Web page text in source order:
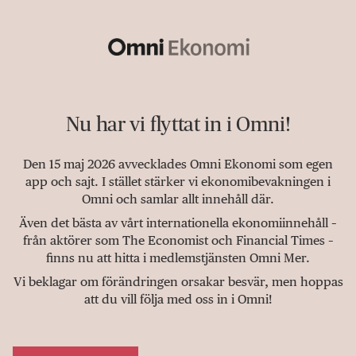
Nu har vi flyttat in i Omni!
Den 15 maj 2026 avvecklades Omni Ekonomi som egen
app och sajt. I stället stärker vi ekonomibevakningen i
Omni och samlar allt innehåll där.
Även det bästa av vårt internationella ekonomiinnehåll –
från aktörer som The Economist och Financial Times –
finns nu att hitta i medlemstjänsten Omni Mer.
Vi beklagar om förändringen orsakar besvär, men hoppas
att du vill följa med oss in i Omni!